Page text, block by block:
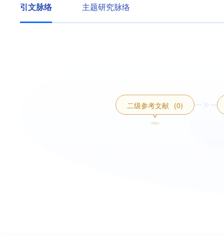
引文脉络 主题研究脉络
二级参考文献 (0)